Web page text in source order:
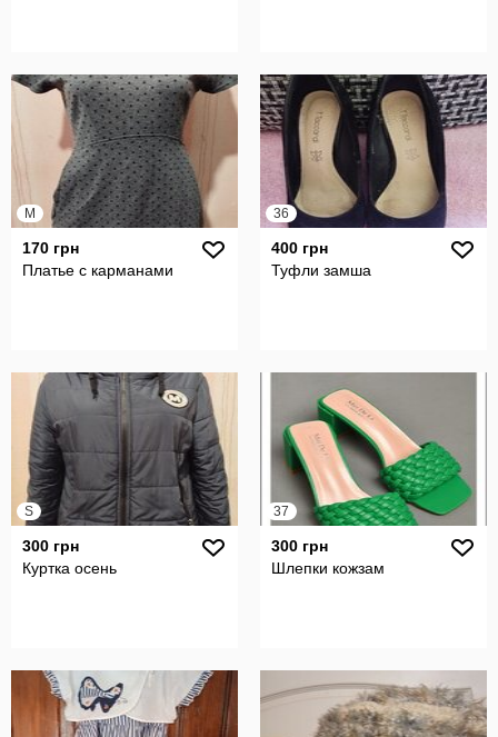
M
170 грн
Платье с карманами
36
400 грн
Туфли замша
S
300 грн
Куртка осень
37
300 грн
Шлепки кожзам